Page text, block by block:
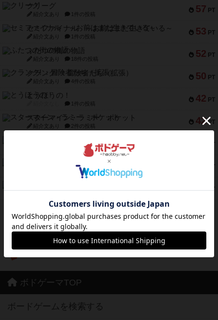
57 PT
クリーグ
紹介文あり 1件の投稿
53 PT
セミファイナル ～お前はまだ生きている～
紹介文あり 1件の投稿
52 PT
ふたつの街の物語
紹介文あり 18件の投稿
50 PT
クランク! ：冒険者たち（拡張）
紹介文あり 4件の投稿
42 PT
とうほうの！
1件の投稿
42 PT
スターマイン・ラミー ポケット
紹介文あり 2件の投稿
PT
1件の投稿
PT
1件の投稿
37 PT
※Apple、Apple のロゴ は、米国および他の国々で登録されたApple Inc.の商標です。
※App Store は、Apple Inc.のサービスマークです。
※Android は、グーグル インコーポレイテッドの商標または登録商標です。
※Google Play とそのロゴは、Google Inc.の商標または登録商標です。
ボドゲーマTOP
ボードゲームを検索する